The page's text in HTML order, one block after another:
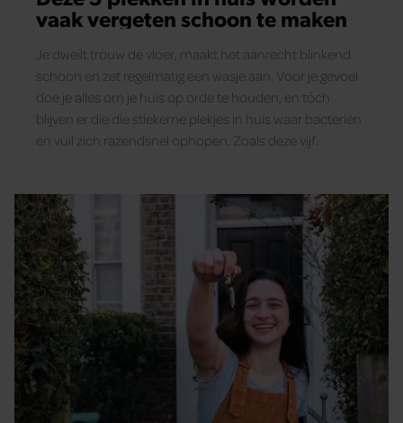
vaak vergeten schoon te maken
Je dweilt trouw de vloer, maakt het aanrecht blinkend
schoon en zet regelmatig een wasje aan. Voor je gevoel
doe je alles om je huis op orde te houden, en tóch
blijven er die die stiekeme plekjes in huis waar bacteriën
en vuil zich razendsnel ophopen. Zoals deze vijf.